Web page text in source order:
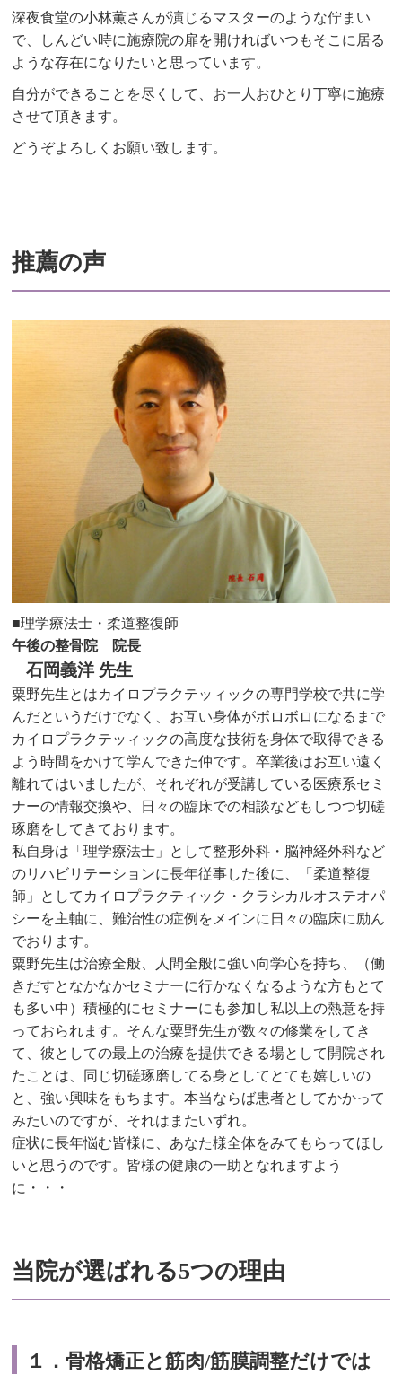
深夜食堂の小林薫さんが演じるマスターのような佇まい
で、しんどい時に施療院の扉を開ければいつもそこに居る
ような存在になりたいと思っています。
自分ができることを尽くして、お一人おひとり丁寧に施療
させて頂きます。
どうぞよろしくお願い致します。
推薦の声
■理学療法士・柔道整復師
午後の整骨院 院長
石岡義洋 先生
粟野先生とはカイロプラクテッィックの専門学校で共に学
んだとい うだけでなく、 お互い身体がボロボロになるまで
カイロプラクテッィックの高度な技術を身体で取得できる
よう時間をかけて学んできた仲です。卒業後はお互い遠く
離れてはいましたが、 それぞれが受講している医療系セミ
ナーの情報交換や、
日々の臨床での相談などもしつつ切磋
琢磨をしてきております。
私自身は「理学療法士」として整形外科・ 脳神経外科など
のリハビリテーションに長年従事した後に、「柔道整復
師」としてカイロプラクティック・ クラシカルオステオパ
シーを主軸に、難治性の症例をメインに日々の臨床に励ん
でおります。
粟野先生は治療全般、人間全般に強い向学心を持ち、（働
きだすとなかなかセミナーに行かなくなるような方もとて
も多い中）積極的にセミナーにも参加し私以上の熱意を持
っておられます。 そんな粟野先生が数々の修業をしてき
て、彼としての最上の治療を提供できる場として開院され
たことは、 同じ切磋琢磨してる身としてとても嬉しいの
と、強い興味をもちます。本当ならば患者としてかかって
みたいのですが、 それはまたいずれ。
症状に長年悩む皆様に、 あなた様全体をみてもらってほし
いと思うのです。 皆様の健康の一助となれますよう
に・・・
当院が選ばれる5つの理由
１．骨格矯正と筋肉/筋膜調整だけでは